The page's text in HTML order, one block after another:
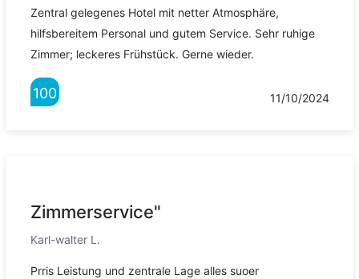
Zentral gelegenes Hotel mit netter Atmosphäre,
hilfsbereitem Personal und gutem Service. Sehr ruhige
Zimmer; leckeres Frühstück. Gerne wieder.
100 11/10/2024
Zimmerservice"
Karl-walter L.
Prris Leistung und zentrale Lage alles suoer